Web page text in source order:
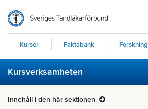
Kurser Faktabank Forskning
Kursverksamheten
Innehåll i den här sektionen